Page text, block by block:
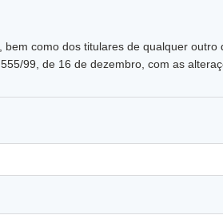
como dos titulares de qualquer
99, de 16 de dezembro, com as